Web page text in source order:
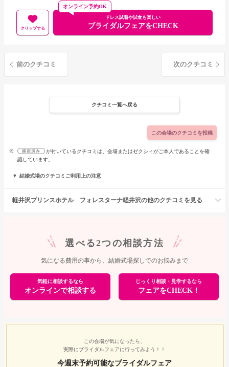
クリップする
ドレス試着や試食も楽しい
ブライダルフェアをCHECK
オンライン予約OK
前のクチコミ 次のクチコミ
クチコミ一覧へ戻る
この会場のクチコミを投稿
※
が付いているクチコミは、会場またはゼクシィがご本人であることを確
認しています。
結婚式場のクチコミご利用上の注意
軽井沢プリンスホテル フォレスターナ軽井沢の他のクチコミを見る
選べる2つの相談方法
気になる費用の事から、結婚式場探しでのお悩みまで
気軽に相談するなら
オンラインで相談する
じっくり相談・見学するなら
フェアをCHECK！
この会場が気になったら、
実際にブライダルフェアに行ってみよう！！
今週末予約可能なブライダルフェア